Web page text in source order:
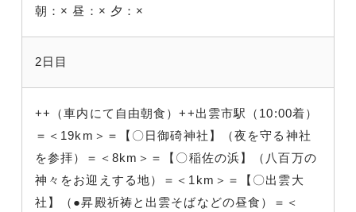
朝：× 昼：× 夕：×
2日目
++（車内にて自由朝食）++出雲市駅（10:00着）
＝＜19km＞＝【〇日御碕神社】（夜を守る神社
を参拝）＝＜8km＞＝【〇稲佐の浜】（八百万の
神々をお迎えする地）＝＜1km＞＝【〇出雲大
社】（●昇殿祈祷と出雲そばなどの昼食）＝＜